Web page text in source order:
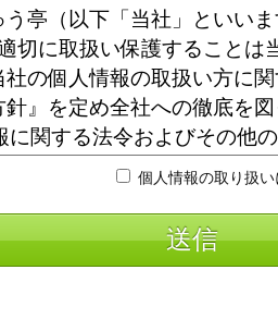
個人情報の取り扱
送信